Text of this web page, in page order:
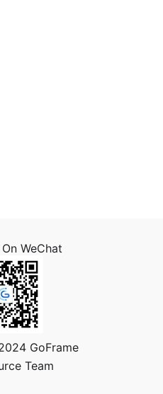
WeChat
GoFrame
Team